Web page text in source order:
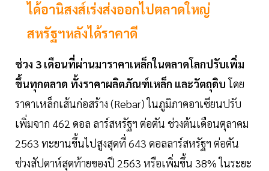
ได้อานิสงส์เร่งส่งออกไปตลาดใหญ่
สหรัฐฯหลังได้ราคาดี
ช่วง 3 เดือนที่ผ่านมาราคาเหล็กในตลาดโลกปรับเพิ่ม
ขึ้นทุกตลาด ทั้งราคาผลิตภัณฑ์เหล็ก และวัตถุดิบโดย
ราคาเหล็กเส้นก่อสร้าง (Rebar) ในภูมิภาคอาเซียนปรับ
เพิ่มจาก 462 ดอล ลาร์สหรัฐฯ ต่อตัน ช่วงต้นเดือนตุลาคม
2563 ทะยานขึ้นไปสูงสุดที่ 643 ดอลลาร์สหรัฐฯ ต่อตัน
ช่วงสัปดาห์สุดท้ายของปี 2563 หรือเพิ่มขึ้น 38% ในระยะ